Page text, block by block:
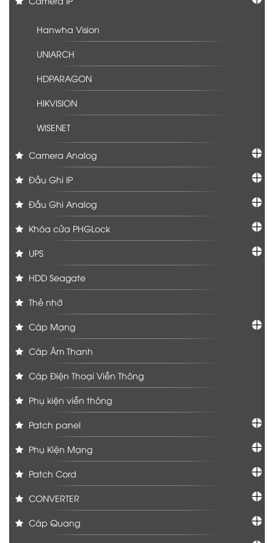
Hanwha Vision
UNIARCH
HDPARAGON
HIKVISION
WISENET
Camera Analog
Đầu Ghi IP
Đầu Ghi Analog
Khóa cửa PHGLock
UPS
HDD Seagate
Thẻ nhớ
Cáp Mạng
Cáp Âm Thanh
Cáp Điện Thoại Viễn Thông
Phụ kiện viễn thông
Patch panel
Phụ Kiện Mạng
Patch Cord
CONVERTER
Cáp Quang